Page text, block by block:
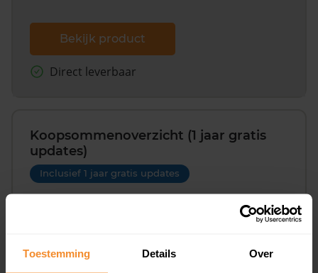
Toestemming Details Over
Bekijk product
Direct leverbaar
Koopsommenoverzicht (1 jaar gratis
updates)
Inclusief 1 jaar gratis updates
en koopdatum) binnen een postcodegebied. Dit
inclusief een jaar lang gratis updates van nieuwe